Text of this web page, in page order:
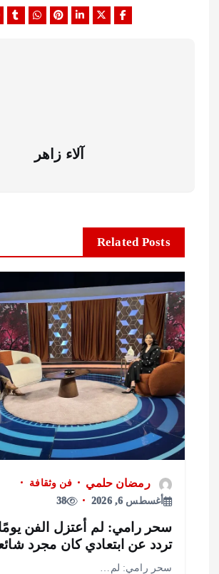
Related Posts
رمضان حلمي
فن وثقافة
أغسطس 6, 2026
38
رامي: لم أعتزل الفن يومًا، وكل ما
عن ابتعادي كان مجرد شائعات.
رامي: لم…